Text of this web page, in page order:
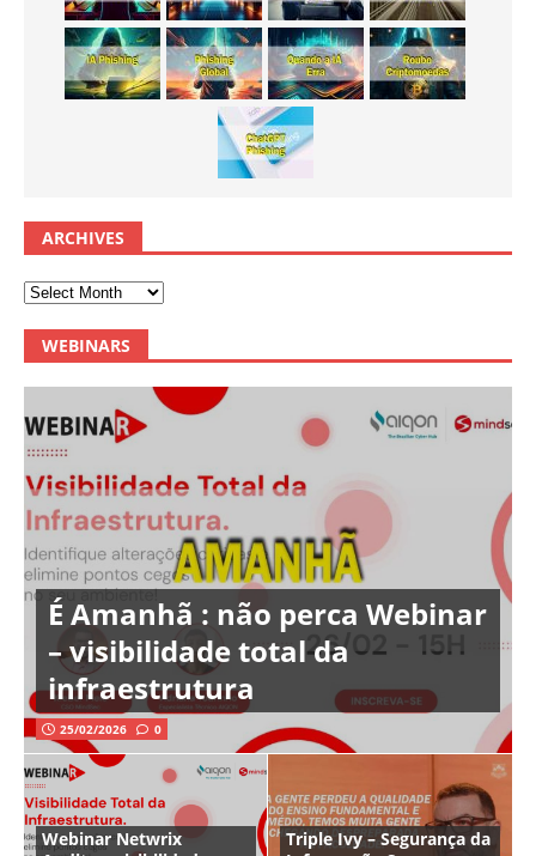
ARCHIVES
WEBINARS
É Amanhã : não perca Webinar
– visibilidade total da
infraestrutura
25/02/2026 0
Webinar Netwrix
Triple Ivy – Segurança da